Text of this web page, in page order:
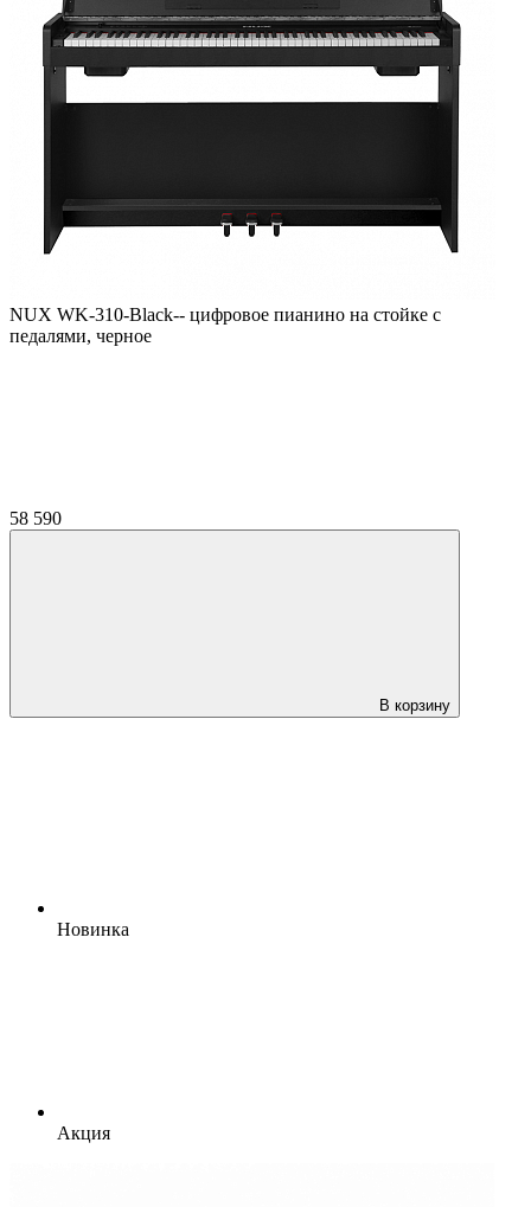
NUX WK-310-Black-- цифровое пианино на стойке с
педалями, черное
58 590
В корзину
Новинка
Акция